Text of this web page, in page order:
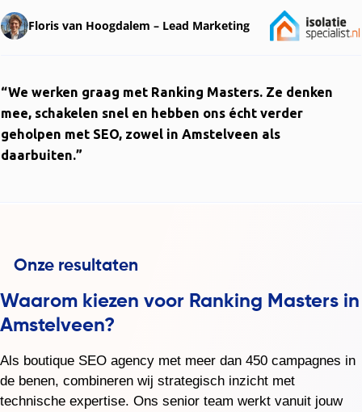
Floris van Hoogdalem – Lead Marketing
“We werken graag met Ranking Masters. Ze denken
mee, schakelen snel en hebben ons écht verder
geholpen met SEO, zowel in Amstelveen als
daarbuiten.”
Waarom kiezen voor Ranking Masters in
Amstelveen?
Als boutique SEO agency met meer dan 450 campagnes in
de benen, combineren wij strategisch inzicht met
technische expertise. Ons senior team werkt vanuit jouw